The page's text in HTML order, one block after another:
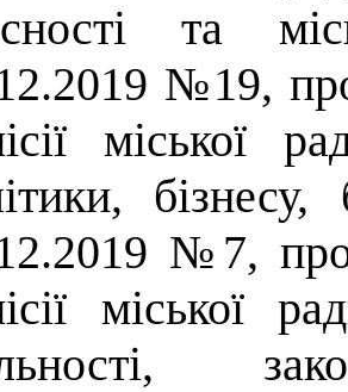
та
№19,
міської
№7,
міської